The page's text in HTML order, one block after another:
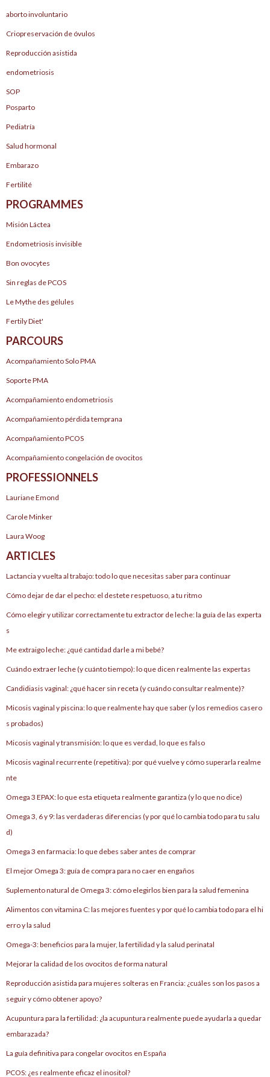
aborto involuntario
Criopreservación de óvulos
Reproducción asistida
endometriosis
SOP
Posparto
Pediatría
Salud hormonal
Embarazo
Fertilité
PROGRAMMES
Misión Láctea
Endometriosis invisible
Bon ovocytes
Sin reglas de PCOS
Le Mythe des gélules
Fertily Diet'
PARCOURS
Acompañamiento Solo PMA
Soporte PMA
Acompañamiento endometriosis
Acompañamiento pérdida temprana
Acompañamiento PCOS
Acompañamiento congelación de ovocitos
PROFESSIONNELS
Lauriane Emond
Carole Minker
Laura Woog
ARTICLES
Lactancia y vuelta al trabajo: todo lo que necesitas saber para continuar
Cómo dejar de dar el pecho: el destete respetuoso, a tu ritmo
Cómo elegir y utilizar correctamente tu extractor de leche: la guía de las experta
s
Me extraigo leche: ¿qué cantidad darle a mi bebé?
Cuándo extraer leche (y cuánto tiempo): lo que dicen realmente las expertas
Candidiasis vaginal: ¿qué hacer sin receta (y cuándo consultar realmente)?
Micosis vaginal y piscina: lo que realmente hay que saber (y los remedios casero
s probados)
Micosis vaginal y transmisión: lo que es verdad, lo que es falso
Micosis vaginal recurrente (repetitiva): por qué vuelve y cómo superarla realme
nte
Omega 3 EPAX: lo que esta etiqueta realmente garantiza (y lo que no dice)
Omega 3, 6 y 9: las verdaderas diferencias (y por qué lo cambia todo para tu salu
d)
Omega 3 en farmacia: lo que debes saber antes de comprar
El mejor Omega 3: guía de compra para no caer en engaños
Suplemento natural de Omega 3: cómo elegirlos bien para la salud femenina
Alimentos con vitamina C: las mejores fuentes y por qué lo cambia todo para el hi
erro y la salud
Omega-3: beneficios para la mujer, la fertilidad y la salud perinatal
Mejorar la calidad de los ovocitos de forma natural
Reproducción asistida para mujeres solteras en Francia: ¿cuáles son los pasos a
seguir y cómo obtener apoyo?
Acupuntura para la fertilidad: ¿la acupuntura realmente puede ayudarla a quedar
embarazada?
La guía definitiva para congelar ovocitos en España
PCOS: ¿es realmente eficaz el inositol?